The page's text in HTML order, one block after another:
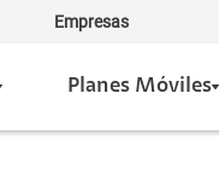
Empresas
Planes Móviles